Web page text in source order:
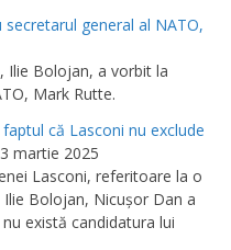
general al NATO,
Ilie Bolojan, a vorbit la
Mark Rutte.
că Lasconi nu exclude
3 martie 2025
Lasconi, referitoare la o
Bolojan, Nicuşor Dan a
există candidatura lui